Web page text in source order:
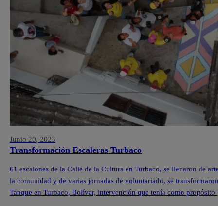
Junio 20, 2023
Transformación Escaleras Turbaco
61 escalones de la Calle de la Cultura en Turbaco, se llenaron de
la comunidad y de varias jornadas de voluntariado, se
Tanque en Turbaco, Bolívar, intervención que tenía como